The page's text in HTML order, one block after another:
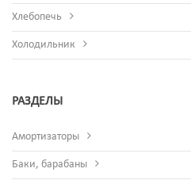
Хлебопечь
Холодильник
РАЗДЕЛЫ
Амортизаторы
Баки, барабаны